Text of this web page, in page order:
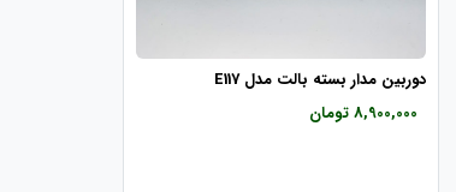
دوربین مدار بسته بالت مدل E117
8,900,000 تومان